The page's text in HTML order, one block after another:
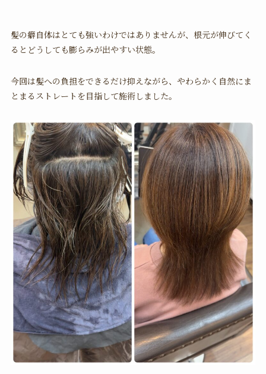
髪の癖自体はとても強いわけではありませんが、根元が伸びてく
るとどうしても膨らみが出やすい状態。
今回は髪への負担をできるだけ抑えながら、やわらかく自然にま
とまるストレートを目指して施術しました。